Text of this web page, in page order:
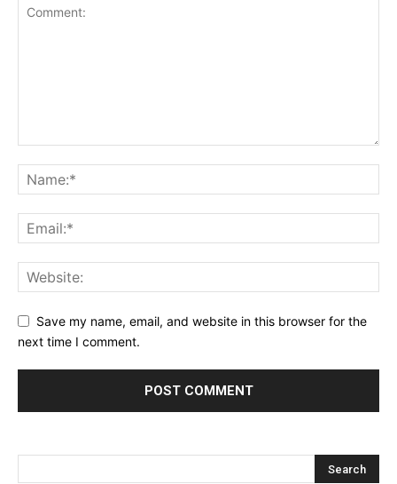
Save my name, email, and website in this browser for the
next time I comment.